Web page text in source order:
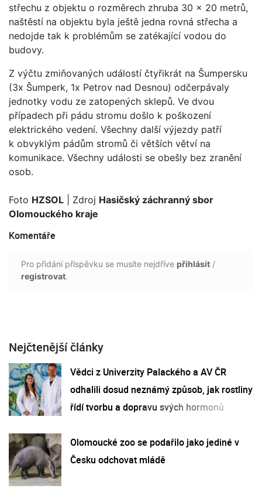
střechu z objektu o rozměrech zhruba 30 x 20 metrů,
naštěstí na objektu byla ještě jedna rovná střecha a
nedojde tak k problémům se zatékající vodou do
budovy.
Z výčtu zmiňovaných událostí čtyřikrát na Šumpersku
(3x Šumperk, 1x Petrov nad Desnou) odčerpávaly
jednotky vodu ze zatopených sklepů. Ve dvou
případech při pádu stromu došlo k poškození
elektrického vedení. Všechny další výjezdy patří
k obvyklým pádům stromů či větších větví na
komunikace. Všechny události se obešly bez zranění
osob.
Foto HZSOL | Zdroj Hasičský záchranný sbor
Olomouckého kraje
Komentáře
Pro přidání příspěvku se musíte nejdříve přihlásit /
registrovat.
Nejčtenější články
Vědci z Univerzity Palackého a AV ČR
odhalili dosud neznámý způsob, jak rostliny
řídí tvorbu a dopravu svých hormonů
Olomoucké zoo se podařilo jako jediné v
Česku odchovat mládě